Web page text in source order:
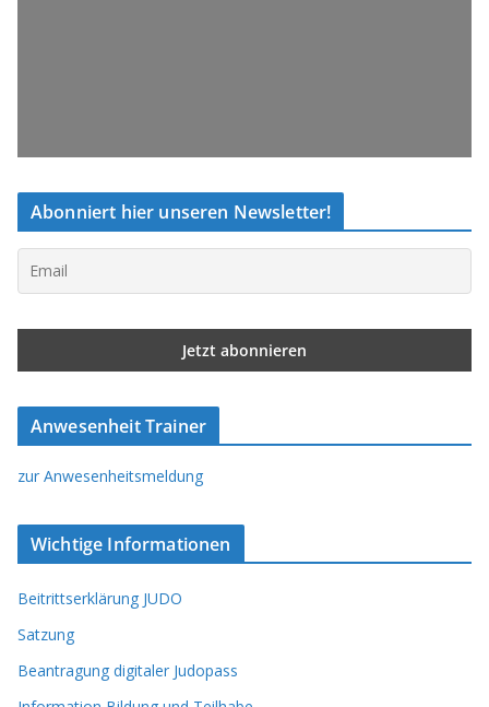
Abonniert hier unseren Newsletter!
Anwesenheit Trainer
zur Anwesenheitsmeldung
Wichtige Informationen
Beitrittserklärung JUDO
Satzung
Beantragung digitaler Judopass